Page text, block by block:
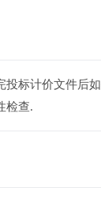
投标计价文件后
检查.